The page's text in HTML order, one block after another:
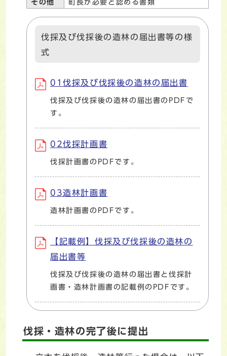
その他 町長が必要と認める書類
伐採及び伐採後の造林の届出書等の様
式
01伐採及び伐採後の造林の届出書
伐採及び伐採後の造林の届出書のPDFで
す。
02伐採計画書
伐採計画書のPDFです。
03造林計画書
造林計画書のPDFです。
【記載例】伐採及び伐採後の造林の
届出書等
伐採及び伐採後の造林の届出書と伐採計
画書・造林計画書の記載例のPDFです。
伐採・造林の完了後に提出